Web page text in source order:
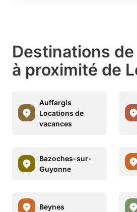
Destinations
à proximité de
Auffargis
Locations de
vacances
Bazoches-sur-
Guyonne
Beynes